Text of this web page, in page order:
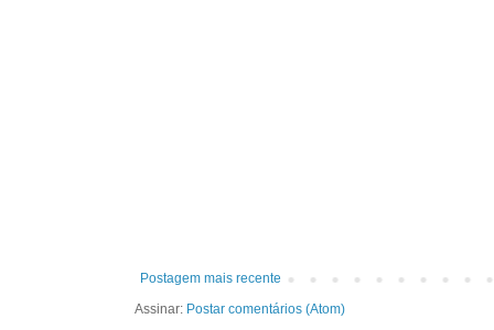
Postagem mais recente
Assinar: Postar comentários (Atom)